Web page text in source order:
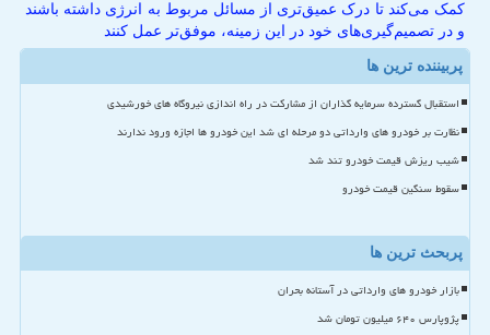
کمک می‌کند تا درک عمیق‌تری از مسائل مربوط به انرژی داشته باشند
و در تصمیم‌گیری‌های خود در این زمینه، موفق‌تر عمل کنند
پربیننده ترین ها
استقبال گسترده سرمایه گذاران از مشارکت در راه اندازی نیروگاه های خورشیدی
نظارت بر خودرو های وارداتی دو مرحله ای شد این خودرو ها اجازه ورود ندارند
شیب ریزش قیمت خودرو تند شد
سقوط سنگین قیمت خودرو
پربحث ترین ها
بازار خودرو های وارداتی در آستانه بحران
پژوپارس ۶۴۰ میلیون تومان شد